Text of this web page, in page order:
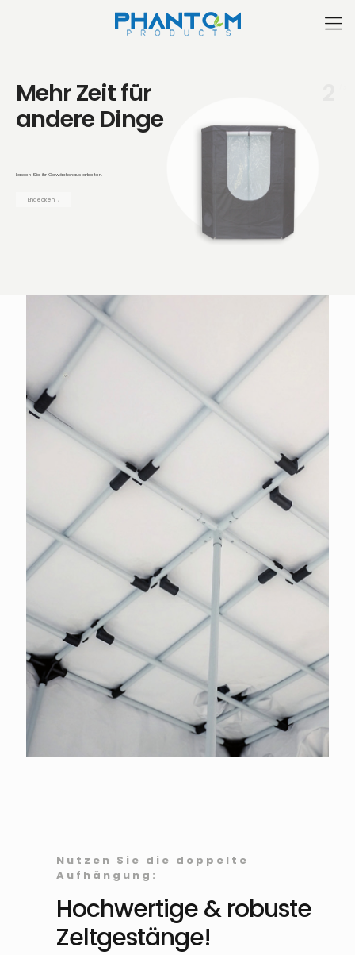
Mehr Zeit für
andere Dinge
Lassen Sie ihr Gewächshaus arbeiten.
Endecken
Nutzen Sie die doppelte
Aufhängung:
Hochwertige & robuste
Zeltgestänge!